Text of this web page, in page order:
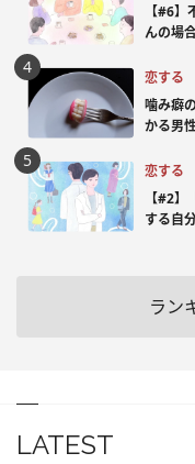
【#6
んの場
恋する
噛み癖
かる男
恋する
【#2
する自
ラン
LATEST